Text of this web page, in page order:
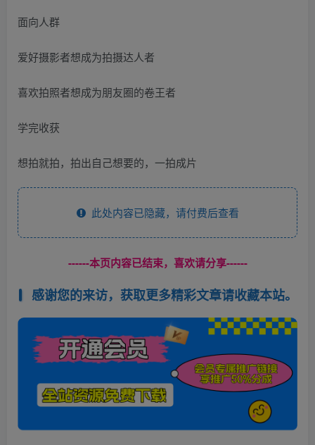
面向人群
爱好摄影者想成为拍摄达人者
喜欢拍照者想成为朋友圈的卷王者
学完收获
想拍就拍，拍出自己想要的，一拍成片
此处内容已隐藏，请付费后查看
------本页内容已结束，喜欢请分享------
感谢您的来访，获取更多精彩文章请收藏本站。